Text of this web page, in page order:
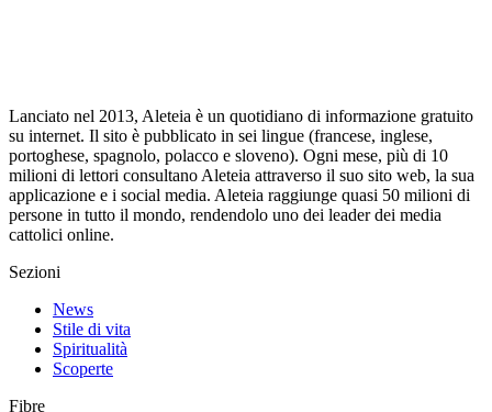
Lanciato nel 2013, Aleteia è un quotidiano di informazione gratuito
su internet. Il sito è pubblicato in sei lingue (francese, inglese,
portoghese, spagnolo, polacco e sloveno). Ogni mese, più di 10
milioni di lettori consultano Aleteia attraverso il suo sito web, la sua
applicazione e i social media. Aleteia raggiunge quasi 50 milioni di
persone in tutto il mondo, rendendolo uno dei leader dei media
cattolici online.
Sezioni
News
Stile di vita
Spiritualità
Scoperte
Fibre